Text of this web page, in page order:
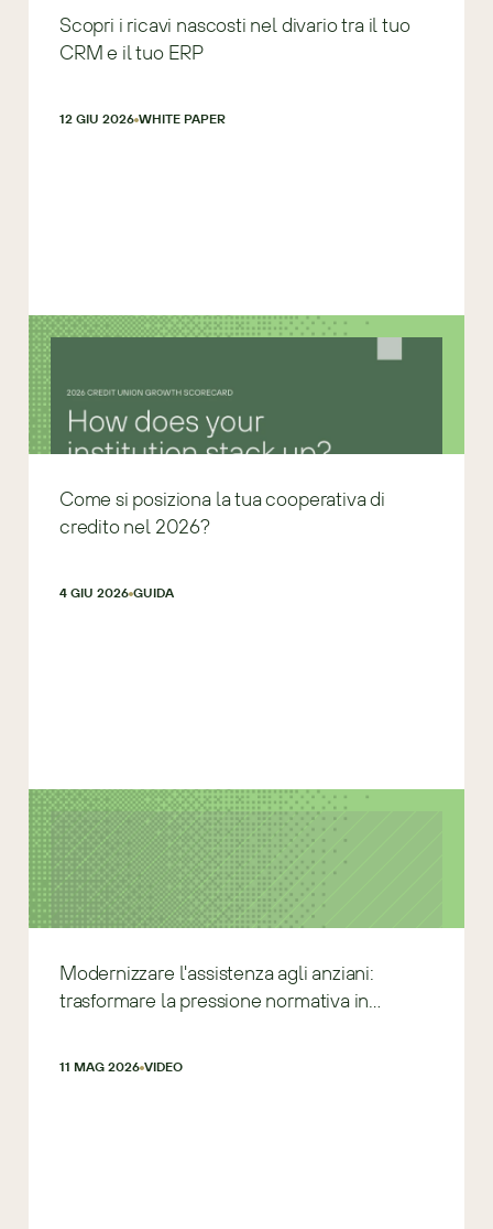
Scopri i ricavi nascosti nel divario tra il tuo
CRM e il tuo ERP
12 GIU 2026 WHITE PAPER
Come si posiziona la tua cooperativa di
credito nel 2026?
4 GIU 2026 GUIDA
Modernizzare l'assistenza agli anziani:
trasformare la pressione normativa in
11 MAG 2026 VIDEO